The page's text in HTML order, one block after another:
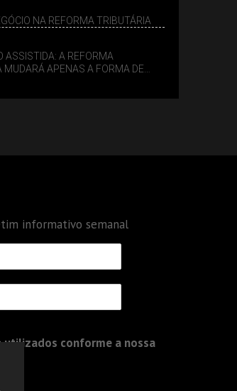
NA REFORMA TRIBUTÁRIA
ASSISTIDA: A REFORMA
MUDARÁ APENAS A FORMA DE
informativo semanal
conforme a nossa